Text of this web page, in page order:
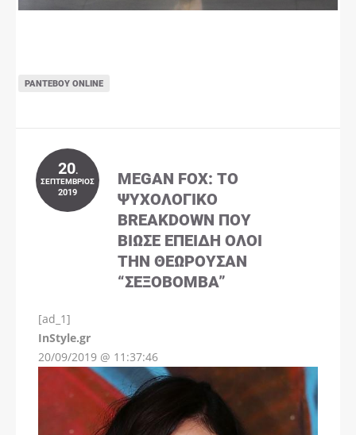
ΡΑΝΤΕΒΟΎ ONLINE
20.
ΣΕΠΤΈΜΒΡΙΟΣ
2019
MEGAN FOX: ΤΟ
ΨΥΧΟΛΟΓΙΚΌ
BREAKDOWN ΠΟΥ
ΒΊΩΣΕ ΕΠΕΙΔΉ ΌΛΟΙ
ΤΗΝ ΘΕΩΡΟΎΣΑΝ
“ΣΕΞΟΒΌΜΒΑ”
[ad_1]
InStyle.gr
20/09/2019 @ 11:37:46